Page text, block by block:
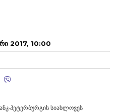
2017, 10:00
პეტერბურგის სიახლოვეს